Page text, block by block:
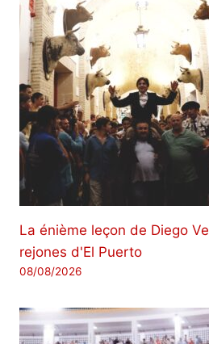
La énième leçon de Diego
rejones d'El Puerto
08/08/2026